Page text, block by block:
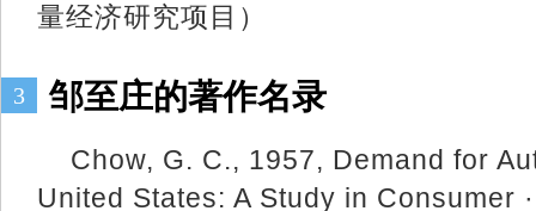
量经济研究项目）
3 邹至庄的著作名录
Chow, G. C., 1957, Demand for
United States: A Study in Consumer